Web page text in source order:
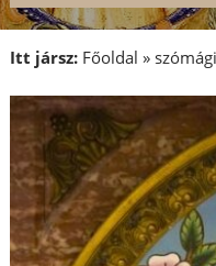
Itt jársz: Főoldal »